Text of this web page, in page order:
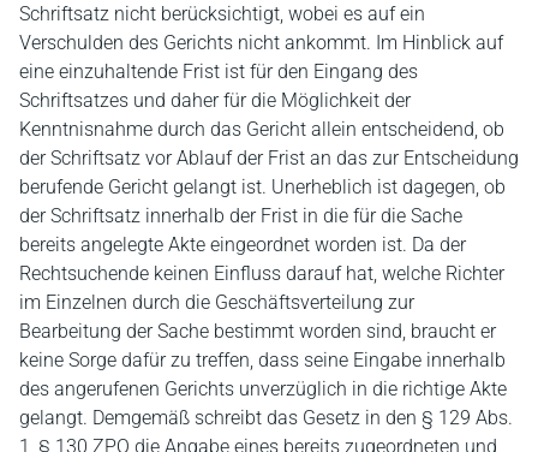
Schriftsatz nicht berücksichtigt, wobei es auf ein
Verschulden des Gerichts nicht ankommt. Im Hinblick auf
eine einzuhaltende Frist ist für den Eingang des
Schriftsatzes und daher für die Möglichkeit der
Kenntnisnahme durch das Gericht allein entscheidend, ob
der Schriftsatz vor Ablauf der Frist an das zur Entscheidung
berufende Gericht gelangt ist. Unerheblich ist dagegen, ob
der Schriftsatz innerhalb der Frist in die für die Sache
bereits angelegte Akte eingeordnet worden ist. Da der
Rechtsuchende keinen Einfluss darauf hat, welche Richter
im Einzelnen durch die Geschäftsverteilung zur
Bearbeitung der Sache bestimmt worden sind, braucht er
keine Sorge dafür zu treffen, dass seine Eingabe innerhalb
des angerufenen Gerichts unverzüglich in die richtige Akte
gelangt. Demgemäß schreibt das Gesetz in den § 129 Abs.
1, § 130 ZPO die Angabe eines bereits zugeordneten und